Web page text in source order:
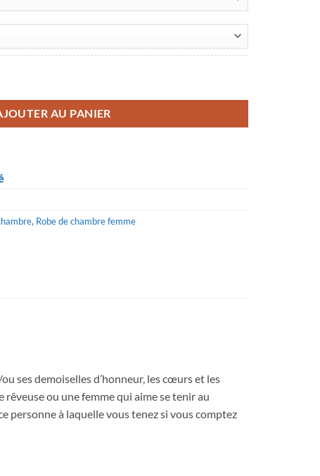
AU PANIER
, Robe de chambre femme
ses demoiselles d’honneur, les cœurs et les
ou une femme qui aime se tenir au
personne à laquelle vous tenez si vous comptez